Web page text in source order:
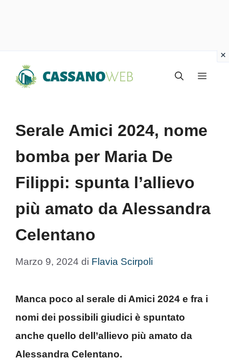
Menu
Serale Amici 2024, nome
bomba per Maria De
Filippi: spunta l’allievo
più amato da Alessandra
Celentano
Marzo 9, 2024 di Flavia Scirpoli
Manca poco al serale di Amici 2024 e fra i
nomi dei possibili giudici è spuntato
anche quello dell’allievo più amato da
Alessandra Celentano.